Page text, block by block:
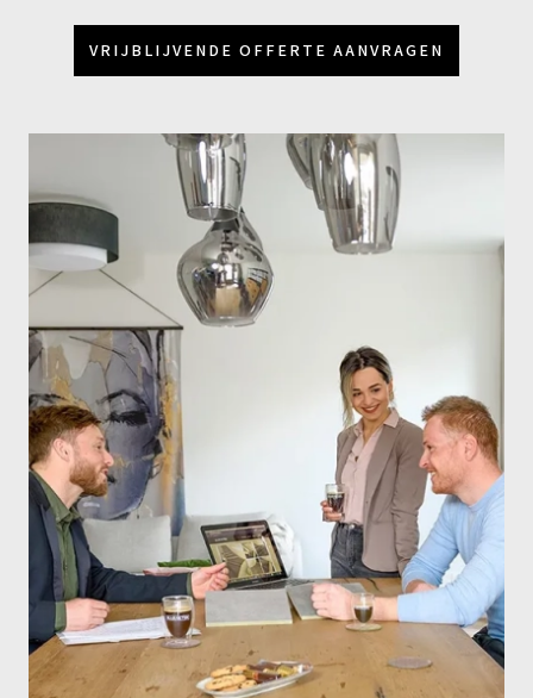
VRIJBLIJVENDE OFFERTE AANVRAGEN